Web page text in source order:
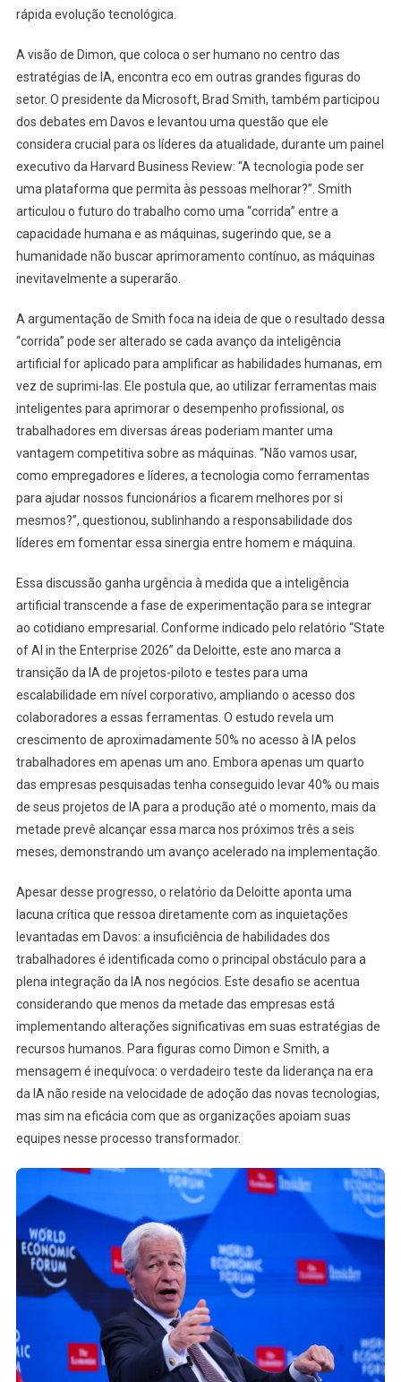
rápida evolução tecnológica.
A visão de Dimon, que coloca o ser humano no centro das
estratégias de IA, encontra eco em outras grandes figuras do
setor. O presidente da Microsoft, Brad Smith, também participou
dos debates em Davos e levantou uma questão que ele
considera crucial para os líderes da atualidade, durante um painel
executivo da Harvard Business Review: “A tecnologia pode ser
uma plataforma que permita às pessoas melhorar?”. Smith
articulou o futuro do trabalho como uma “corrida” entre a
capacidade humana e as máquinas, sugerindo que, se a
humanidade não buscar aprimoramento contínuo, as máquinas
inevitavelmente a superarão.
A argumentação de Smith foca na ideia de que o resultado dessa
“corrida” pode ser alterado se cada avanço da inteligência
artificial for aplicado para amplificar as habilidades humanas, em
vez de suprimi-las. Ele postula que, ao utilizar ferramentas mais
inteligentes para aprimorar o desempenho profissional, os
trabalhadores em diversas áreas poderiam manter uma
vantagem competitiva sobre as máquinas. “Não vamos usar,
como empregadores e líderes, a tecnologia como ferramentas
para ajudar nossos funcionários a ficarem melhores por si
mesmos?”, questionou, sublinhando a responsabilidade dos
líderes em fomentar essa sinergia entre homem e máquina.
Essa discussão ganha urgência à medida que a inteligência
artificial transcende a fase de experimentação para se integrar
ao cotidiano empresarial. Conforme indicado pelo relatório “State
of AI in the Enterprise 2026” da Deloitte, este ano marca a
transição da IA de projetos-piloto e testes para uma
escalabilidade em nível corporativo, ampliando o acesso dos
colaboradores a essas ferramentas. O estudo revela um
crescimento de aproximadamente 50% no acesso à IA pelos
trabalhadores em apenas um ano. Embora apenas um quarto
das empresas pesquisadas tenha conseguido levar 40% ou mais
de seus projetos de IA para a produção até o momento, mais da
metade prevê alcançar essa marca nos próximos três a seis
meses, demonstrando um avanço acelerado na implementação.
Apesar desse progresso, o relatório da Deloitte aponta uma
lacuna crítica que ressoa diretamente com as inquietações
levantadas em Davos: a insuficiência de habilidades dos
trabalhadores é identificada como o principal obstáculo para a
plena integração da IA nos negócios. Este desafio se acentua
considerando que menos da metade das empresas está
implementando alterações significativas em suas estratégias de
recursos humanos. Para figuras como Dimon e Smith, a
mensagem é inequívoca: o verdadeiro teste da liderança na era
da IA não reside na velocidade de adoção das novas tecnologias,
mas sim na eficácia com que as organizações apoiam suas
equipes nesse processo transformador.